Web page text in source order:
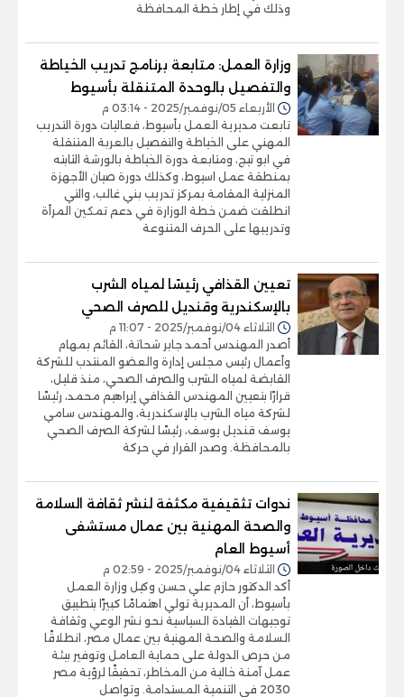
وذلك في إطار خطة المحافظة
وزارة العمل: متابعة برنامج تدريب الخياطة
والتفصيل بالوحدة المتنقلة بأسيوط
الأربعاء 05/نوفمبر/2025 - 03:14 م
تابعت مديرية العمل بأسيوط، فعاليات دورة التدريب
المهني على الخياطة والتفصيل بالعربة المتنقلة
في ابو تيج، ومتابعة دورة الخياطة بالورشة الثابته
بمنطقة عمل اسيوط، وكذلك دورة صيان الأجهزة
المنزلية المقامة بمركز تدريب بني غالب، والتي
انطلقت ضمن خطة الوزارة في دعم تمكين المرأة
وتدريبها على الحرف المتنوعة
تعيين القذافي رئيسًا لمياه الشرب
بالإسكندرية وقنديل للصرف الصحي
الثلاثاء 04/نوفمبر/2025 - 11:07 م
أصدر المهندس أحمد جابر شحاتة، القائم بمهام
وأعمال رئيس مجلس إدارة والعضو المنتدب للشركة
القابضة لمياه الشرب والصرف الصحي، منذ قليل،
قرارًا بتعيين المهندس القذافي إبراهيم محمد، رئيسًا
لشركة مياه الشرب بالإسكندرية، والمهندس سامي
يوسف قنديل يوسف، رئيسًا لشركة الصرف الصحي
بالمحافظة. وصدر القرار في حركة
ندوات تثقيفية مكثفة لنشر ثقافة السلامة
والصحة المهنية بين عمال مستشفى
أسيوط العام
الثلاثاء 04/نوفمبر/2025 - 02:59 م
أكد الدكتور حازم علي حسن وكيل وزارة العمل
بأسيوط، أن المديرية تولي اهتمامًا كبيرًا بتطبيق
توجيهات القيادة السياسية نحو نشر الوعي وثقافة
السلامة والصحة المهنية بين عمال مصر، انطلاقًا
من حرص الدولة على حماية العامل وتوفير بيئة
عمل آمنة خالية من المخاطر، تحقيقًا لرؤية مصر
2030 في التنمية المستدامة. وتواصل